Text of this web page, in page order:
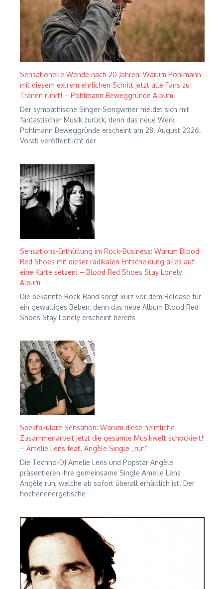
Sensationelle Wende nach 20 Jahren: Warum Pohlmann
mit diesem extrem ehrlichen Schritt jetzt alle Fans zu
Tränen rührt! – Pohlmann Beweggründe Album
Der sympathische Singer-Songwriter meldet sich mit
fantastischer Musik zurück, denn das neue Werk
Pohlmann Beweggründe erscheint am 28. August 2026.
Vorab veröffentlicht der
Sensations-Enthüllung im Rock-Business: Warum Blood
Red Shoes mit dieser radikalen Entscheidung alles auf
eine Karte setzen! – Blood Red Shoes Stay Lonely
Album
Die bekannte Rock-Band sorgt kurz vor dem Release für
ein gewaltiges Beben, denn das neue Album Blood Red
Shoes Stay Lonely erscheint bereits
Spektakuläre Sensation: Warum diese heimliche
Zusammenarbeit jetzt die gesamte Musikwelt schockiert!
– Amelie Lens feat. Angèle Single „run“
Die Techno-DJ Amelie Lens und Popstar Angèle
präsentieren ihre gemeinsame Single Amelie Lens
Angèle run, welche ab sofort überall erhältlich ist. Der
hochenenergetische